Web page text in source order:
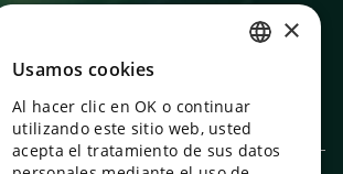
9, sala 2/3
ENGLISH
UKRAINIAN
×
Usamos cookies
Al hacer clic en OK o continuar
utilizando este sitio web, usted
acepta el tratamiento de sus datos